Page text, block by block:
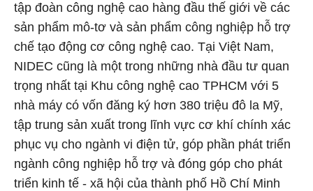
tập đoàn công nghệ cao hàng đầu thế giới về các
sản phẩm mô-tơ và sản phẩm công nghiệp hỗ trợ
chế tạo động cơ công nghệ cao. Tại Việt Nam,
NIDEC cũng là một trong những nhà đầu tư quan
trọng nhất tại Khu công nghệ cao TPHCM với 5
nhà máy có vốn đăng ký hơn 380 triệu đô la Mỹ,
tập trung sản xuất trong lĩnh vực cơ khí chính xác
phục vụ cho ngành vi điện tử, góp phần phát triển
ngành công nghiệp hỗ trợ và đóng góp cho phát
triển kinh tế - xã hội của thành phố Hồ Chí Minh